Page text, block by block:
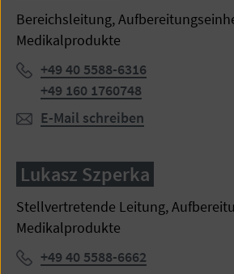
Bereichsleitung,
Medikalprodukte
Telefon:
+49 40 5588-6316
+49 160 1760748
E-Mail schreiben
Lukasz Szperka
Stellvertretende Leitung,
Medikalprodukte
Telefon:
+49 40 5588-6662